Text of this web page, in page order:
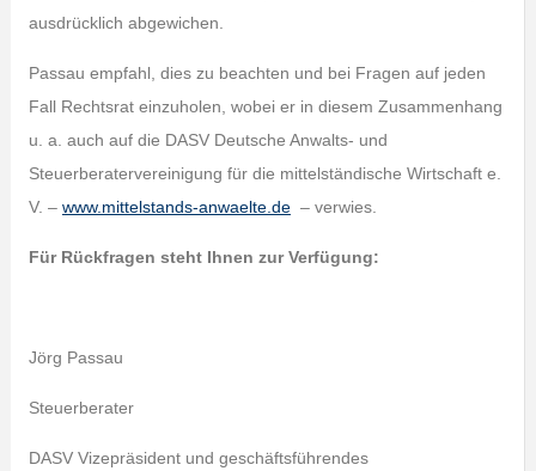
ausdrücklich abgewichen.
Passau empfahl, dies zu beachten und bei Fragen auf jeden
Fall Rechtsrat einzuholen, wobei er in diesem Zusammenhang
u. a. auch auf die DASV Deutsche Anwalts- und
Steuerberatervereinigung für die mittelständische Wirtschaft e.
V. – www.mittelstands-anwaelte.de– verwies.
Für Rückfragen steht Ihnen zur Verfügung:
Jörg Passau
Steuerberater
DASV Vizepräsident und geschäftsführendes